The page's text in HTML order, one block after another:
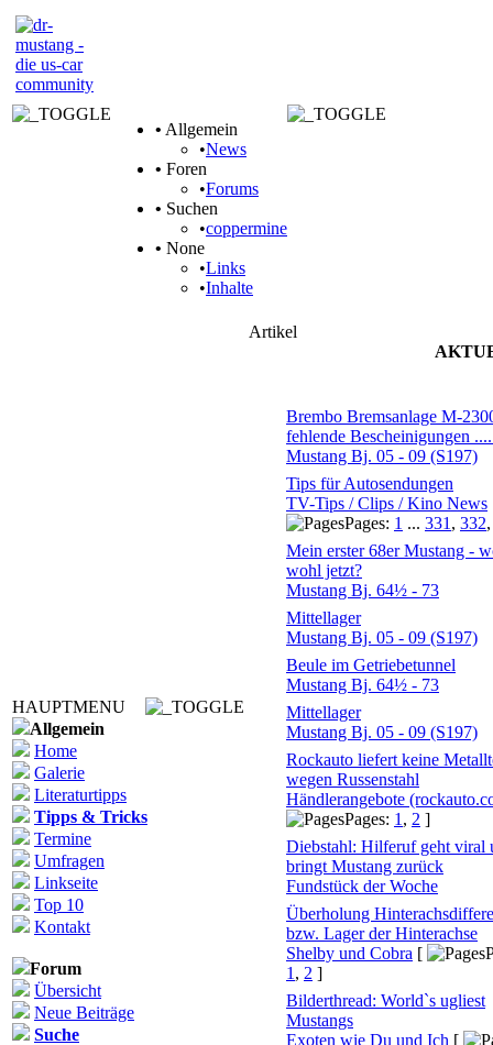
• Allgemein
•News
• Foren
•Forums
• Suchen
•coppermine
• None
•Links
•Inhalte
HAUPTMENU
Allgemein
Home
Galerie
Literaturtipps
Tipps & Tricks
Termine
Umfragen
Linkseite
Top 10
Kontakt
Forum
Übersicht
Neue Beiträge
Suche
Artikel
Brembo Bremsanlage M-
fehlende Bescheinigungen
Mustang Bj. 05 - 09 (S197)
Tips für Autosendungen
TV-Tips / Clips / Kino News
Pages: 1 ... 331 , 332
Mein erster 68er Mustang -
wohl jetzt?
Mustang Bj. 64½ - 73
Mittellager
Mustang Bj. 05 - 09 (S197)
Beule im Getriebetunnel
Mustang Bj. 64½ - 73
Mittellager
Mustang Bj. 05 - 09 (S197)
Rockauto liefert keine
wegen Russenstahl
Händlerangebote
Pages: 1 , 2 ]
Diebstahl: Hilferuf geht viral
bringt Mustang zurück
Fundstück der Woche
Überholung
bzw. Lager der Hinterachse
Shelby und Cobra [
1 , 2 ]
Bilderthread: World`s ugliest
Mustangs
Exoten wie Du und Ich [